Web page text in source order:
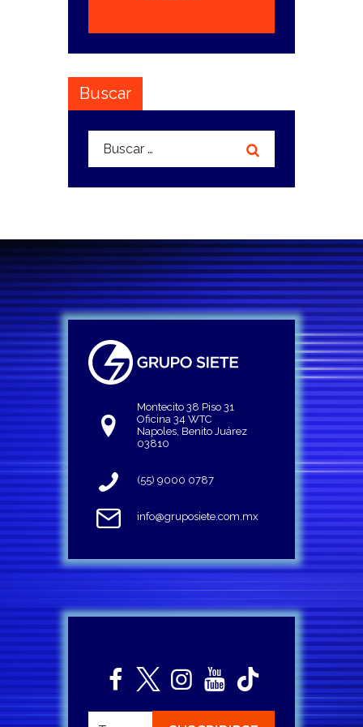
Buscar
Buscar:
Montecito 38 Piso 31
Oficina 34 WTC
Napoles, Benito Juárez
03810
(55) 9000 0787
info@gruposiete.com.mx